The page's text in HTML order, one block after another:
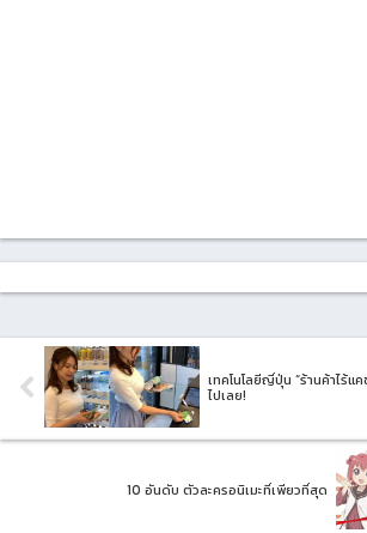
เทคโนโลยีญี่ปุ่น “ร้านค้าไร้
ไปเลย!
10 อันดับ ตัวละครอนิเมะที่เพียวที่สุด